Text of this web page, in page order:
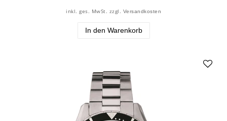
inkl. ges. MwSt. zzgl. Versandkosten
In den Warenkorb